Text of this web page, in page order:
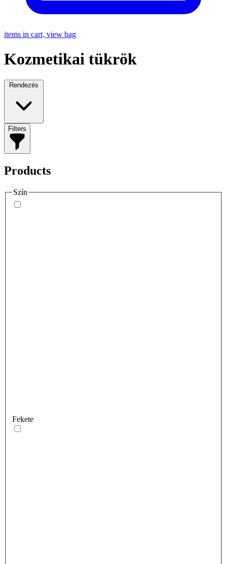
items in cart, view bag
Kozmetikai tükrök
Filters
Products
Szín
Fekete